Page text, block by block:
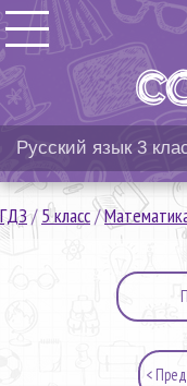
ГДЗ/5 класс/
<